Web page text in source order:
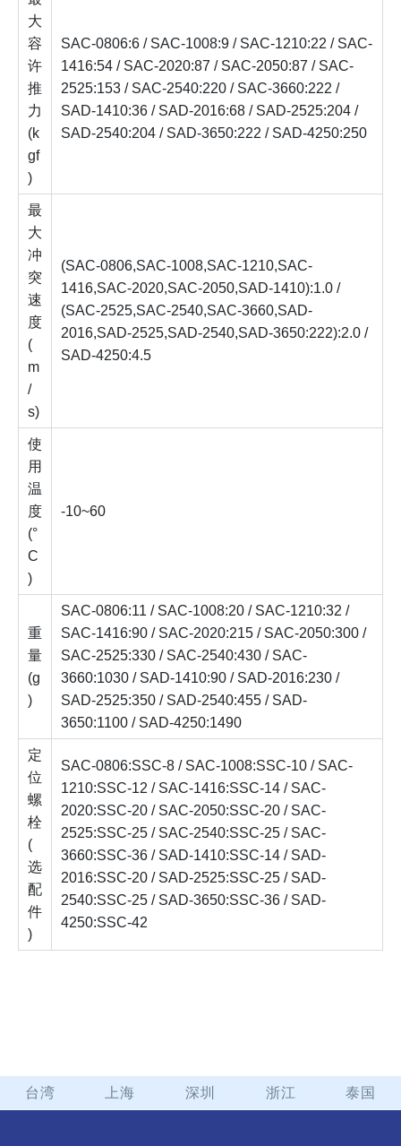
大
容
许
推
力
(k
gf
)
SAC-0806:6 / SAC-1008:9 / SAC-1210:22 / SAC-
1416:54 / SAC-2020:87 / SAC-2050:87 / SAC-
2525:153 / SAC-2540:220 / SAC-3660:222 /
SAD-1410:36 / SAD-2016:68 / SAD-2525:204 /
SAD-2540:204 / SAD-3650:222 / SAD-4250:250
最
大
冲
突
速
度
(
m
/
s)
(SAC-0806,SAC-1008,SAC-1210,SAC-
1416,SAC-2020,SAC-2050,SAD-1410):1.0 /
(SAC-2525,SAC-2540,SAC-3660,SAD-
2016,SAD-2525,SAD-2540,SAD-3650:222):2.0 /
SAD-4250:4.5
使
用
温
度
(°
C
)
-10~60
重
量
(g
)
SAC-0806:11 / SAC-1008:20 / SAC-1210:32 /
SAC-1416:90 / SAC-2020:215 / SAC-2050:300 /
SAC-2525:330 / SAC-2540:430 / SAC-
3660:1030 / SAD-1410:90 / SAD-2016:230 /
SAD-2525:350 / SAD-2540:455 / SAD-
3650:1100 / SAD-4250:1490
定
位
螺
栓
(
选
配
件
)
SAC-0806:SSC-8 / SAC-1008:SSC-10 / SAC-
1210:SSC-12 / SAC-1416:SSC-14 / SAC-
2020:SSC-20 / SAC-2050:SSC-20 / SAC-
2525:SSC-25 / SAC-2540:SSC-25 / SAC-
3660:SSC-36 / SAD-1410:SSC-14 / SAD-
2016:SSC-20 / SAD-2525:SSC-25 / SAD-
2540:SSC-25 / SAD-3650:SSC-36 / SAD-
4250:SSC-42
台湾 上海 深圳 浙江 泰国